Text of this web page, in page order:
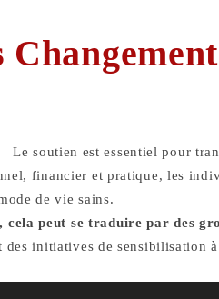
Le soutien est essentiel pour
financier et pratique, les
de vie sains.
cela peut se traduire par des
des initiatives de sensibilisation